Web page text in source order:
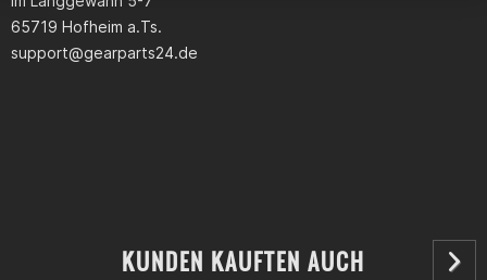
65719 Hofheim a.Ts.
support@gearparts24.de
KUNDEN KAUFTEN AUCH